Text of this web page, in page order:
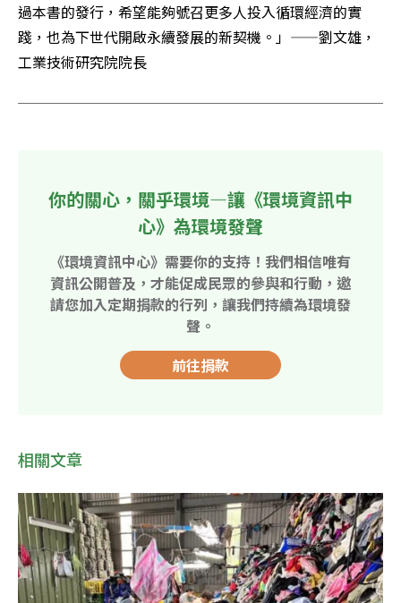
過本書的發行，希望能夠號召更多人投入循環經濟的實
踐，也為下世代開啟永續發展的新契機。」——劉文雄，
工業技術研究院院長
你的關心，關乎環境—讓《環境資訊中
心》為環境發聲
《環境資訊中心》需要你的支持！我們相信唯有
資訊公開普及，才能促成民眾的參與和行動，邀
請您加入定期捐款的行列，讓我們持續為環境發
聲。
前往捐款
相關文章